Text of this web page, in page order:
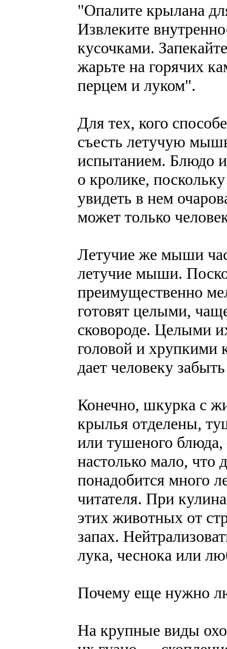
"Опалите крылана
Извлеките
кусочками.
жарьте на горячих
перцем и луком".
Для тех, кого
съесть летучую
испытанием. Блюдо
о кролике,
увидеть в нем
может только
Летучие же мыши
летучие мыши.
преимущественно
готовят целыми,
сковороде. Целыми
головой и хрупкими
дает человеку
Конечно, шкурка с
крылья отделены,
или тушеного
настолько мало, что
понадобится много
читателя. При
этих животных от
запах.
лука, чеснока или
Почему еще нужно
На крупные виды